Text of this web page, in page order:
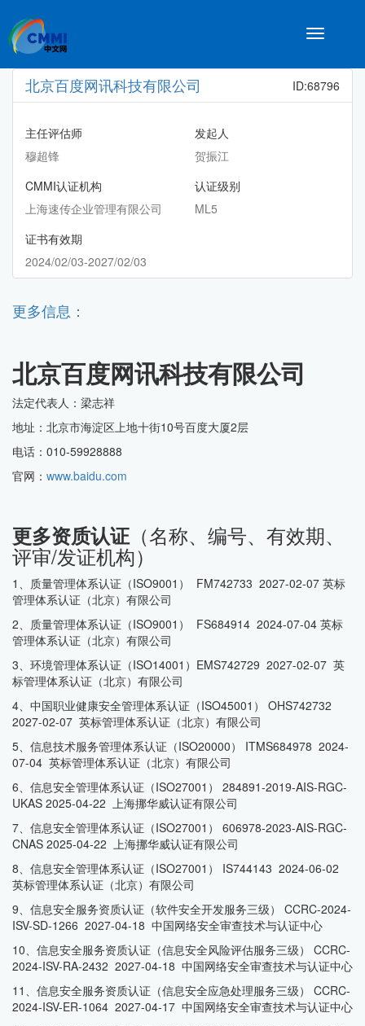
Toggle
北京百度网讯科技有限公司 ID:68796
主任评估师
穆超锋
发起人
贺振江
CMMI认证机构
上海速传企业管理有限公司
认证级别
ML5
证书有效期
2024/02/03-2027/02/03
更多信息：
北京百度网讯科技有限公司
法定代表人：梁志祥
地址：北京市海淀区上地十街10号百度大厦2层
电话：010-59928888
官网： www.baidu.com
更多资质认证（名称、编号、有效期、
评审/发证机构）
1、质量管理体系认证（ISO9001） FM742733 2027-02-07 英标
管理体系认证（北京）有限公司
2、质量管理体系认证（ISO9001） FS684914 2024-07-04 英标
管理体系认证（北京）有限公司
3、环境管理体系认证（ISO14001）EMS742729 2027-02-07 英
标管理体系认证（北京）有限公司
4、中国职业健康安全管理体系认证（ISO45001） OHS742732
2027-02-07 英标管理体系认证（北京）有限公司
5、信息技术服务管理体系认证（ISO20000） ITMS684978 2024-
07-04 英标管理体系认证（北京）有限公司
6、信息安全管理体系认证（ISO27001） 284891-2019-AIS-RGC-
UKAS 2025-04-22 上海挪华威认证有限公司
7、信息安全管理体系认证（ISO27001） 606978-2023-AIS-RGC-
CNAS 2025-04-22 上海挪华威认证有限公司
8、信息安全管理体系认证（ISO27001） IS744143 2024-06-02
英标管理体系认证（北京）有限公司
9、信息安全服务资质认证（软件安全开发服务三级） CCRC-2024-
ISV-SD-1266 2027-04-18 中国网络安全审查技术与认证中心
10、信息安全服务资质认证（信息安全风险评估服务三级） CCRC-
2024-ISV-RA-2432 2027-04-18 中国网络安全审查技术与认证中心
11、信息安全服务资质认证（信息安全应急处理服务三级） CCRC-
2024-ISV-ER-1064 2027-04-17 中国网络安全审查技术与认证中心